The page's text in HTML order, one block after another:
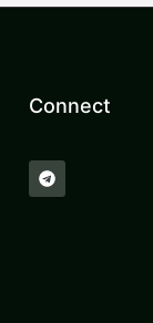
Connect